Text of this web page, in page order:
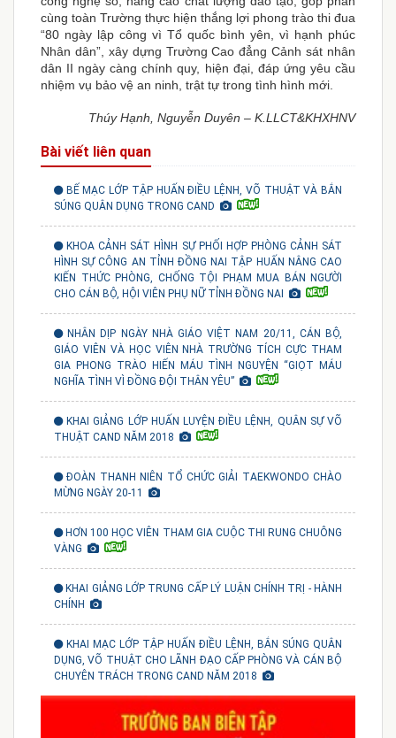
cùng toàn Trường thực hiện thắng lợi phong trào thi đua
“80 ngày lập công vì Tổ quốc bình yên, vì hạnh phúc
Nhân dân”, xây dựng Trường Cao đẳng Cảnh sát nhân
dân II ngày càng chính quy, hiện đại, đáp ứng yêu cầu
nhiệm vụ bảo vệ an ninh, trật tự trong tình hình mới.
Thúy Hạnh, Nguyễn Duyên – K.LLCT&KHXHNV
Bài viết liên quan
BẾ MẠC LỚP TẬP HUẤN ĐIỀU LỆNH, VÕ THUẬT VÀ BẮN
SÚNG QUÂN DỤNG TRONG CAND
KHOA CẢNH SÁT HÌNH SỰ PHỐI HỢP PHÒNG CẢNH SÁT
HÌNH SỰ CÔNG AN TỈNH ĐỒNG NAI TẬP HUẤN NÂNG CAO
KIẾN THỨC PHÒNG, CHỐNG TỘI PHẠM MUA BÁN NGƯỜI
CHO CÁN BỘ, HỘI VIÊN PHỤ NỮ TỈNH ĐỒNG NAI
NHÂN DỊP NGÀY NHÀ GIÁO VIỆT NAM 20/11, CÁN BỘ,
GIÁO VIÊN VÀ HỌC VIÊN NHÀ TRƯỜNG TÍCH CỰC THAM
GIA PHONG TRÀO HIẾN MÁU TÌNH NGUYỆN “GIỌT MÁU
NGHĨA TÌNH VÌ ĐỒNG ĐỘI THÂN YÊU”
KHAI GIẢNG LỚP HUẤN LUYỆN ĐIỀU LỆNH, QUÂN SỰ VÕ
THUẬT CAND NĂM 2018
ĐOÀN THANH NIÊN TỔ CHỨC GIẢI TAEKWONDO CHÀO
MỪNG NGÀY 20-11
HƠN 100 HỌC VIÊN THAM GIA CUỘC THI RUNG CHUÔNG
VÀNG
KHAI GIẢNG LỚP TRUNG CẤP LÝ LUẬN CHÍNH TRỊ - HÀNH
CHÍNH
KHAI MẠC LỚP TẬP HUẤN ĐIỀU LỆNH, BẮN SÚNG QUÂN
DỤNG, VÕ THUẬT CHO LÃNH ĐẠO CẤP PHÒNG VÀ CÁN BỘ
CHUYÊN TRÁCH TRONG CAND NĂM 2018